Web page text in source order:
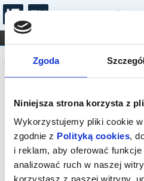
Zgoda
Niniejsza strona korzysta z
Wykorzystujemy pliki cookie w
zgodnie z Polityką cookies,
i reklam, aby oferować funkcje
analizować ruch w naszej
korzystasz z naszej witryny,
FILHARMONIA OPERA I BALET
DLA DZIECI
Komunikat
Sprzedaż biletów on-
została zakończona.